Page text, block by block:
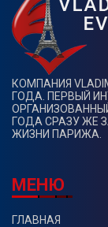
КОМПАНИЯ
ГОДА. ПЕРВЫЙ
ОРГАНИЗОВАННЫЙ
ГОДА СРАЗУ ЖЕ
ЖИЗНИ ПАРИЖА.
МЕНЮ
ГЛАВНАЯ